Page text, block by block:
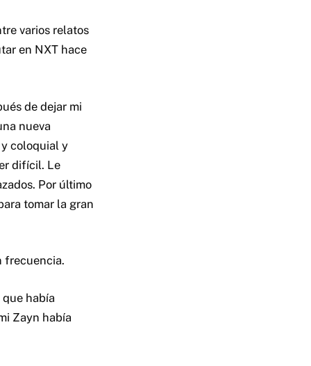
varios relatos
en NXT hace
de dejar mi
nueva
y coloquial y
difícil. Le
Por último
tomar la gran
frecuencia.
había
Zayn había